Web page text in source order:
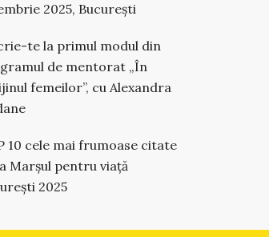
2025, București
te la primul modul din
de mentorat „În
femeilor”, cu Alexandra
10 cele mai frumoase citate
Marșul pentru viață
2025